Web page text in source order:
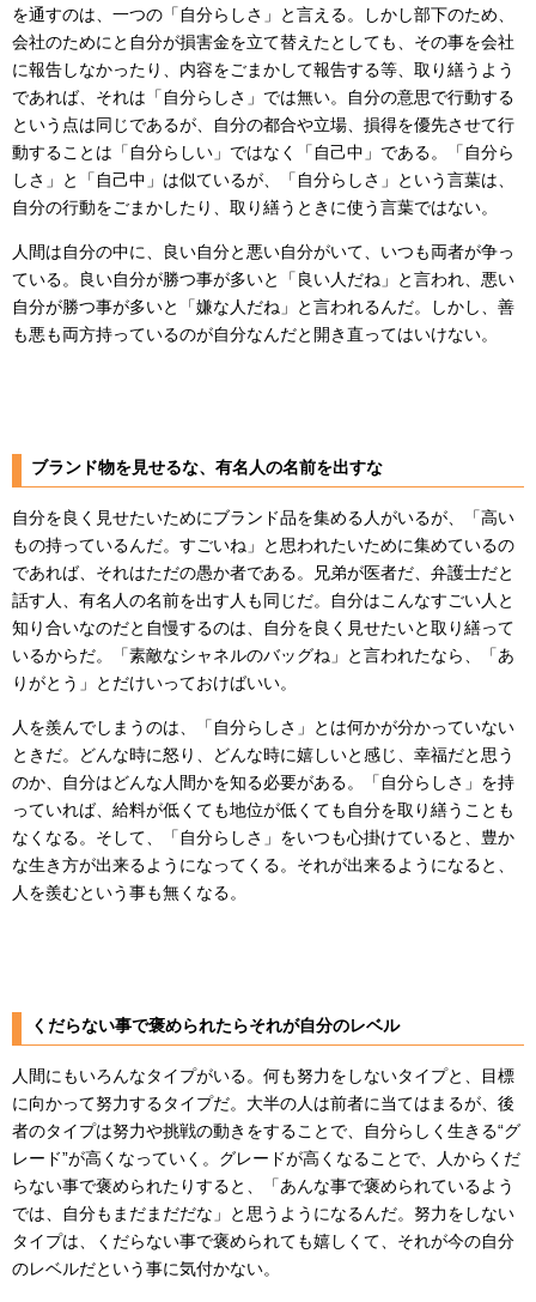
を通すのは、一つの「自分らしさ」と言える。しかし部下のため、
会社のためにと自分が損害金を立て替えたとしても、その事を会社
に報告しなかったり、内容をごまかして報告する等、取り繕うよう
であれば、それは「自分らしさ」では無い。自分の意思で行動する
という点は同じであるが、自分の都合や立場、損得を優先させて行
動することは「自分らしい」ではなく「自己中」である。「自分ら
しさ」と「自己中」は似ているが、「自分らしさ」という言葉は、
自分の行動をごまかしたり、取り繕うときに使う言葉ではない。
人間は自分の中に、良い自分と悪い自分がいて、いつも両者が争っ
ている。良い自分が勝つ事が多いと「良い人だね」と言われ、悪い
自分が勝つ事が多いと「嫌な人だね」と言われるんだ。しかし、善
も悪も両方持っているのが自分なんだと開き直ってはいけない。
ブランド物を見せるな、有名人の名前を出すな
自分を良く見せたいためにブランド品を集める人がいるが、「高い
もの持っているんだ。すごいね」と思われたいために集めているの
であれば、それはただの愚か者である。兄弟が医者だ、弁護士だと
話す人、有名人の名前を出す人も同じだ。自分はこんなすごい人と
知り合いなのだと自慢するのは、自分を良く見せたいと取り繕って
いるからだ。「素敵なシャネルのバッグね」と言われたなら、「あ
りがとう」とだけいっておけばいい。
人を羨んでしまうのは、「自分らしさ」とは何かが分かっていない
ときだ。どんな時に怒り、どんな時に嬉しいと感じ、幸福だと思う
のか、自分はどんな人間かを知る必要がある。「自分らしさ」を持
っていれば、給料が低くても地位が低くても自分を取り繕うことも
なくなる。そして、「自分らしさ」をいつも心掛けていると、豊か
な生き方が出来るようになってくる。それが出来るようになると、
人を羨むという事も無くなる。
くだらない事で褒められたらそれが自分のレベル
人間にもいろんなタイプがいる。何も努力をしないタイプと、目標
に向かって努力するタイプだ。大半の人は前者に当てはまるが、後
者のタイプは努力や挑戦の動きをすることで、自分らしく生きる“グ
レード”が高くなっていく。グレードが高くなることで、人からくだ
らない事で褒められたりすると、「あんな事で褒められているよう
では、自分もまだまだだな」と思うようになるんだ。努力をしない
タイプは、くだらない事で褒められても嬉しくて、それが今の自分
のレベルだという事に気付かない。